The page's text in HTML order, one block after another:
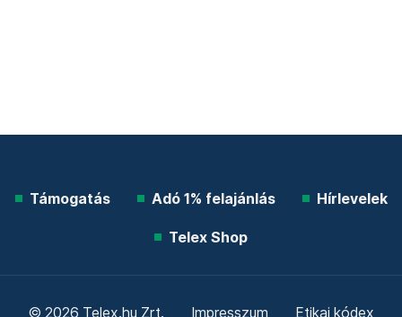
Támogatás Adó 1% felajánlás Hírlevelek
Telex Shop
© 2026 Telex.hu Zrt. Impresszum Etikai kódex